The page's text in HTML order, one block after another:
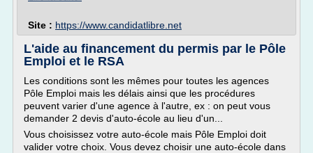
Site : https://www.candidatlibre.net
L'aide au financement du permis par le Pôle
Emploi et le RSA
Les conditions sont les mêmes pour toutes les agences
Pôle Emploi mais les délais ainsi que les procédures
peuvent varier d'une agence à l'autre, ex : on peut vous
demander 2 devis d'auto-école au lieu d'un...
Vous choisissez votre auto-école mais Pôle Emploi doit
valider votre choix. Vous devez choisir une auto-école dans